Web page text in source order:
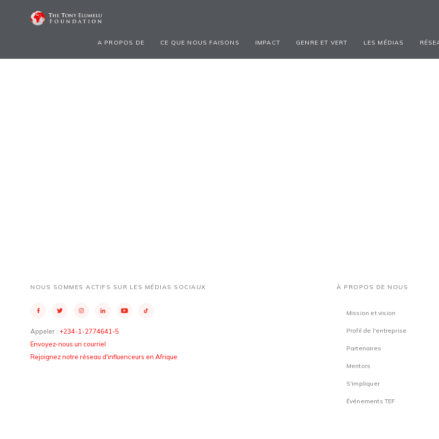
A PROPOS DE CE QUE NOUS FAISONS IMPACT GENRE ET VERT LES MÉDIAS
NOUS SOMMES ACTIFS SUR LES MÉDIAS SOCIAUX
Appeler : +234-1-2774641-5
Envoyez-nous un courriel
Rejoignez notre réseau d'influenceurs en Afrique
À PROPOS DE NOUS
Mission et vision
Profil de l'entreprise
Partenaires
Mentors
S'impliquer
Événements TEF